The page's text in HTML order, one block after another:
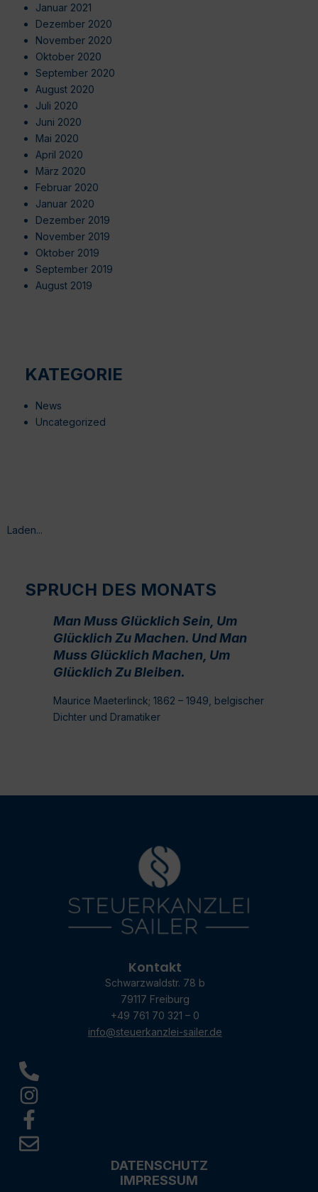
Januar 2021
Dezember 2020
November 2020
Oktober 2020
September 2020
August 2020
Juli 2020
Juni 2020
Mai 2020
April 2020
März 2020
Februar 2020
Januar 2020
Dezember 2019
November 2019
Oktober 2019
September 2019
August 2019
KATEGORIE
News
Uncategorized
Laden...
SPRUCH DES MONATS
Man Muss Glücklich Sein, Um
Glücklich Zu Machen. Und Man
Muss Glücklich Machen, Um
Glücklich Zu Bleiben.
Maurice Maeterlinck; 1862 – 1949, belgischer
Dichter und Dramatiker
Kontakt
Schwarzwaldstr. 78 b
79117 Freiburg
+49 761 70 321 – 0
info@steuerkanzlei-sailer.de
DATENSCHUTZ
IMPRESSUM